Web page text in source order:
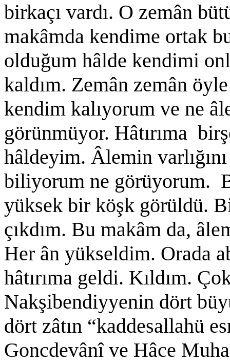
birkaçı vardı. O zemân
makâmda kendime ortak
olduğum hâlde kendimi
kaldım. Zemân zemân
kendim kalıyorum ve ne
görünmüyor. Hâtırıma
hâldeyim. Âlemin
biliyorum ne görüyorum.
yüksek bir köşk görüldü.
çıkdım. Bu makâm da,
Her ân yükseldim. Orada
hâtırıma geldi. Kıldım.
Nakşibendiyyenin dört
dört zâtın “kaddesallahü
Goncdevânî ve Hâce